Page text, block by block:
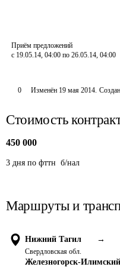
Приём предложений
с 19.05.14, 04:00 по 26.05.14, 04:00
0 Изменён 19 мая 2014. Создан
Стоимость
450 000
3 дня по фттн  б/нал
Маршруты и
Нижний Тагил →
Свердловская обл.
Железногорск-Илимский